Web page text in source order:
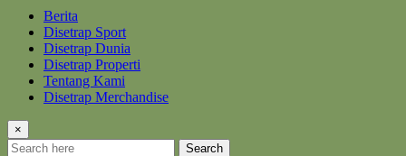
Berita
Disetrap Sport
Disetrap Dunia
Disetrap Properti
Tentang Kami
Disetrap Merchandise
×
Search